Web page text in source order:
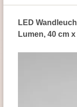
LED
Lumen, 40 cm